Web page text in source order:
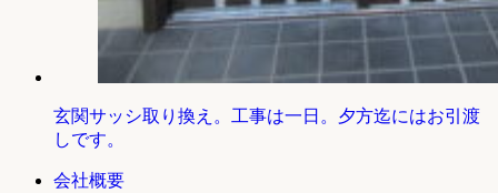
玄関サッシ取り換え。工事は一日。夕方迄にはお引渡
しです。
会社概要